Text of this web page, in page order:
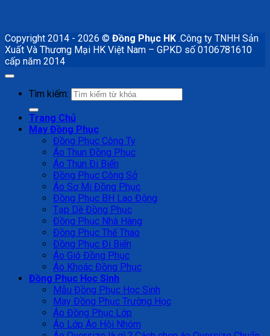
Copyright 2014 - 2026 © Đồng Phục HK .Công ty TNHH Sản
Xuất Và Thương Mại HK Việt Nam – GPKD số 0106781610
cấp năm 2014
Tìm kiếm:
Trang Chủ
May Đồng Phục
Đồng Phục Công Ty
Áo Thun Đồng Phục
Áo Thun Đi Biển
Đồng Phục Công Sở
Áo Sơ Mi Đồng Phục
Đồng Phục BH Lao Động
Tạp Dề Đồng Phục
Đồng Phục Nhà Hàng
Đồng Phục Thể Thao
Đồng Phục Đi Biển
Áo Gió Đồng Phục
Áo Khoác Đồng Phục
Đồng Phục Học Sinh
Mẫu Đồng Phục Học Sinh
May Đồng Phục Trường Học
Áo Đồng Phục Lớp
Áo Lớp Áo Hội Nhóm